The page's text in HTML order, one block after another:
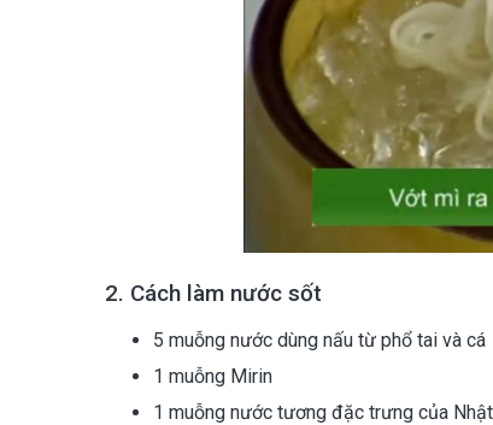
2. Cách làm nước sốt
5 muỗng nước dùng nấu từ phổ tai và cá
1 muỗng Mirin
1 muỗng nước tương đặc trưng của Nhật